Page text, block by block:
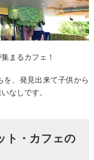
まるカフェ！
を、発見出来て子供から
なしです。
ト・カフェの